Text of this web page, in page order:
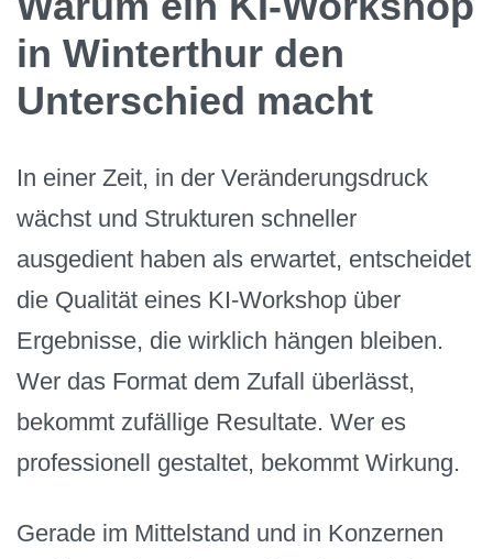
in Winterthur den
Unterschied macht
In einer Zeit, in der Veränderungsdruck
wächst und Strukturen schneller
ausgedient haben als erwartet, entscheidet
die Qualität eines KI-Workshop über
Ergebnisse, die wirklich hängen bleiben.
Wer das Format dem Zufall überlässt,
bekommt zufällige Resultate. Wer es
professionell gestaltet, bekommt Wirkung.
Gerade im Mittelstand und in Konzernen